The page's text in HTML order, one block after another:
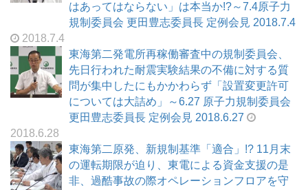
はあってはならない」は本当か!?～7.4原子力
規制委員会 更田豊志委員長 定例会見 2018.7.4
2018.7.4
東海第二発電所再稼働審査中の規制委員会、
先日行われた耐震実験結果の不備に対する質
問が集中したにもかかわらず「設置変更許可
については大詰め」～6.27 原子力規制委員会
更田豊志委員長 定例会見 2018.6.27
2018.6.28
東海第二原発、新規制基準「適合」!? 11月末
の運転期限が迫り、東電による資金支援の是
非、過酷事故の際オペレーションフロアを守